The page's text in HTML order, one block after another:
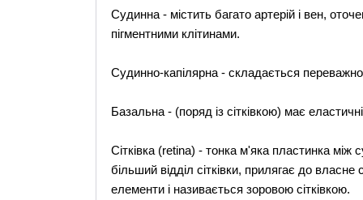
Судинна - містить багато артерій і вен,
пігментними клітинами.
Судинно-капілярна - складається переважно
Базальна - (поряд із сітківкою) має
Сітківка (retina) - тонка м'яка пластинка
більший відділ сітківки, прилягає до
елементи і називається зоровою сітківкою.